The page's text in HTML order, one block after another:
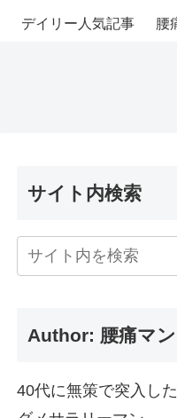
デイリー人気記事
サイト内検索
Author: 腰痛マン
40代に無策で突入した